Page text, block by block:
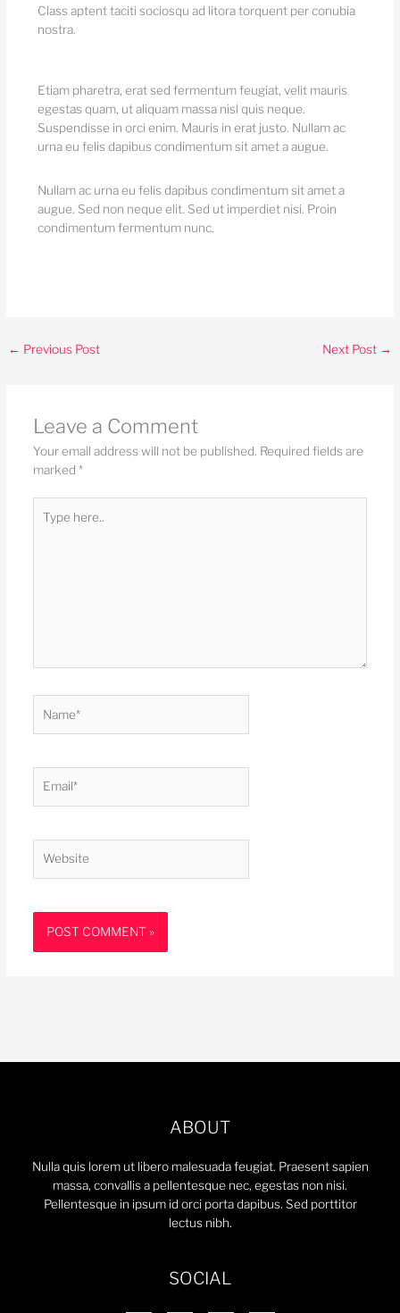
Class aptent taciti sociosqu ad litora torquent per conubia
nostra.
Etiam pharetra, erat sed fermentum feugiat, velit mauris
egestas quam, ut aliquam massa nisl quis neque.
Suspendisse in orci enim. Mauris in erat justo. Nullam ac
urna eu felis dapibus condimentum sit amet a augue.
Nullam ac urna eu felis dapibus condimentum sit amet a
augue. Sed non neque elit. Sed ut imperdiet nisi. Proin
condimentum fermentum nunc.
← Previous Post Next Post →
Leave a Comment
Your email address will not be published. Required fields are
marked *
here..
ABOUT
Nulla quis lorem ut libero malesuada feugiat. Praesent sapien
massa, convallis a pellentesque nec, egestas non nisi.
Pellentesque in ipsum id orci porta dapibus. Sed porttitor
lectus nibh.
SOCIAL